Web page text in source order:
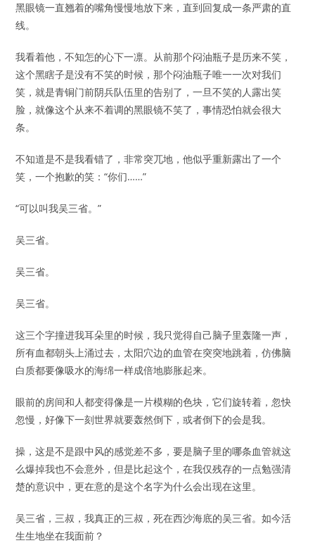
黑眼镜一直翘着的嘴角慢慢地放下来，直到回复成一条严肃的直
线。
我看着他，不知怎的心下一凛。从前那个闷油瓶子是历来不笑，
这个黑瞎子是没有不笑的时候，那个闷油瓶子唯一一次对我们
笑，就是青铜门前阴兵队伍里的告别了，一旦不笑的人露出笑
脸，就像这个从来不着调的黑眼镜不笑了，事情恐怕就会很大
条。
不知道是不是我看错了，非常突兀地，他似乎重新露出了一个
笑，一个抱歉的笑：“你们……”
“可以叫我吴三省。”
吴三省。
吴三省。
吴三省。
这三个字撞进我耳朵里的时候，我只觉得自己脑子里轰隆一声，
所有血都朝头上涌过去，太阳穴边的血管在突突地跳着，仿佛脑
白质都要像吸水的海绵一样成倍地膨胀起来。
眼前的房间和人都变得像是一片模糊的色块，它们旋转着，忽快
忽慢，好像下一刻世界就要轰然倒下，或者倒下的会是我。
操，这是不是跟中风的感觉差不多，要是脑子里的哪条血管就这
么爆掉我也不会意外，但是比起这个，在我仅残存的一点勉强清
楚的意识中，更在意的是这个名字为什么会出现在这里。
吴三省，三叔，我真正的三叔，死在西沙海底的吴三省。如今活
生生地坐在我面前？